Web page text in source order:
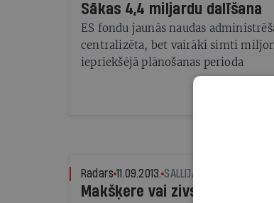
Sākas 4,4 miljardu dalīšana
ES fondu jaunās naudas
centralizēta, bet vairāki simti
iepriekšējā plānošanas perioda
Radars 11.09.2013. SALLIJA BENFELDE
Makšķere vai zivs?